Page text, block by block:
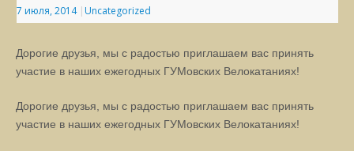
7 июля, 2014 | Uncategorized
Дорогие друзья, мы с радостью приглашаем вас принять
участие в наших ежегодных ГУМовских Велокатаниях!
Дорогие друзья, мы с радостью приглашаем вас принять
участие в наших ежегодных ГУМовских Велокатаниях!